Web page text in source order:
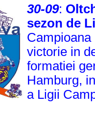
30-09:
sezon de
Campioana
victorie in
formatiei
Hamburg,
a Ligii